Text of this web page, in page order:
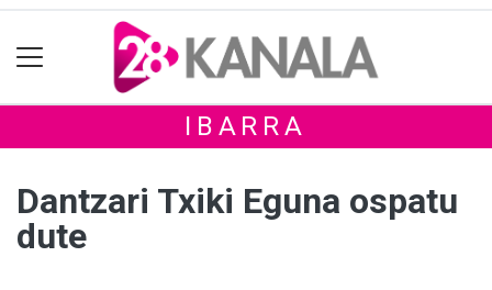
IBARRA
Dantzari Txiki Eguna ospatu
dute